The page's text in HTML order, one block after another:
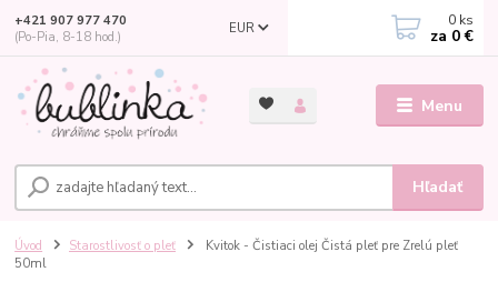
Menu
EUR
Hľadať
+421 907 977 470
(Po-Pia, 8-18 hod.)
0 ks
za 0 €
Úvod Starostlivosť o pleť
Kvitok - Čistiaci olej Čistá pleť pre Zrelú pleť
50ml